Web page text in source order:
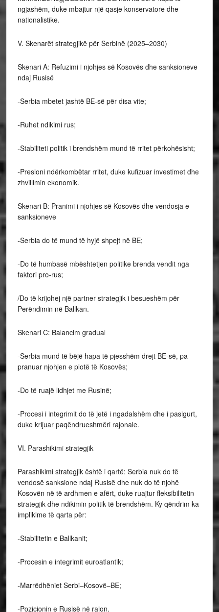
ngjashëm, duke mbajtur një qasje konservatore dhe
nationalistike.
V. Skenarët strategjikë për Serbinë (2025–2030)
Skenari A: Refuzimi i njohjes së Kosovës dhe sanksioneve
ndaj Rusisë
-Serbia mbetet jashtë BE-së për disa vite;
-Ruhet ndikimi rus;
-Stabiliteti politik i brendshëm mund të rritet përkohësisht;
-Presioni ndërkombëtar rritet, duke kufizuar investimet dhe
zhvillimin ekonomik.
Skenari B: Pranimi i njohjes së Kosovës dhe vendosja e
sanksioneve
-Serbia do të mund të hyjë shpejt në BE;
-Do të humbasë mbështetjen politike brenda vendit nga
faktori pro-rus;
/Do të krijohej një partner strategjik i besueshëm për
Perëndimin në Ballkan.
Skenari C: Balancim gradual
-Serbia mund të bëjë hapa të pjesshëm drejt BE-së, pa
pranuar njohjen e plotë të Kosovës;
-Do të ruajë lidhjet me Rusinë;
-Procesi i integrimit do të jetë i ngadalshëm dhe i pasigurt,
duke krijuar paqëndrueshmëri rajonale.
VI. Parashikimi strategjik
Parashikimi strategjik është i qartë: Serbia nuk do të
vendosë sanksione ndaj Rusisë dhe nuk do të njohë
Kosovën në të ardhmen e afërt, duke ruajtur fleksibilitetin
strategjik dhe ndikimin politik të brendshëm. Ky qëndrim ka
implikime të qarta për:
-Stabilitetin e Ballkanit;
-Procesin e integrimit euroatlantik;
-Marrëdhëniet Serbi–Kosovë–BE;
-Pozicionin e Rusisë në rajon.